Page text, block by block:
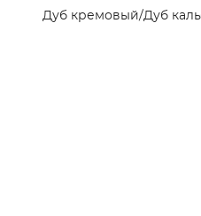
Дуб кремовый/Дуб